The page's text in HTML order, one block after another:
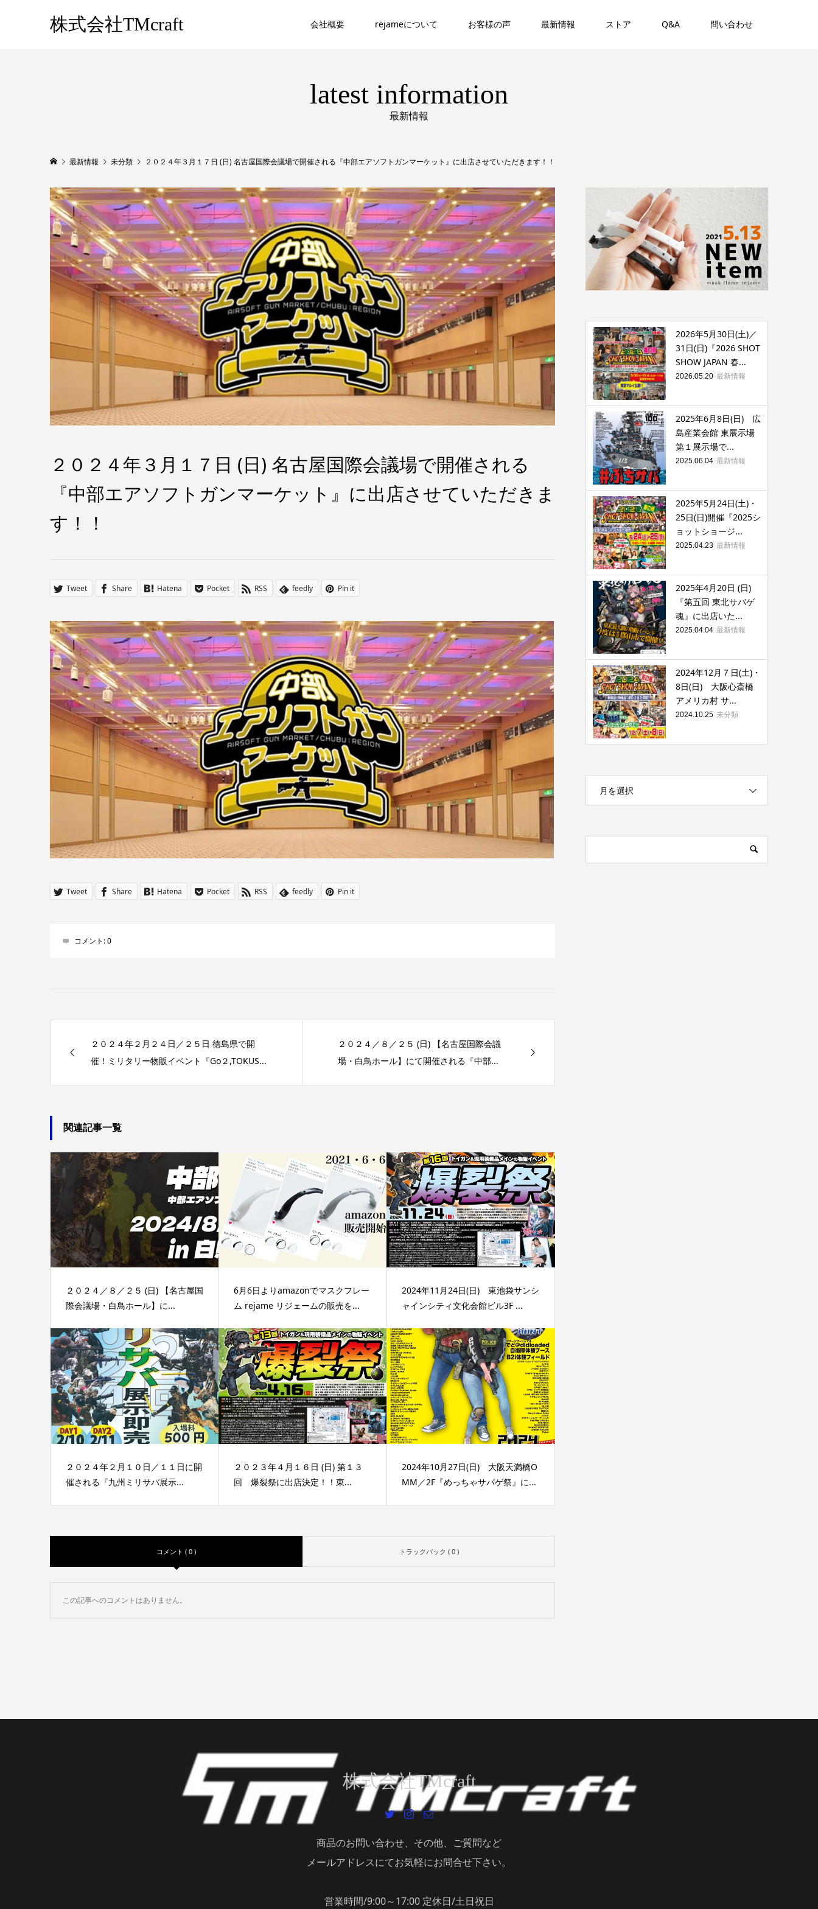
株式会社TMcraft 会社概要 rejameについて お客様の声 最新情報 ストア Q&A 問い合わせ
latest information
最新情報
最新情報 未分類 ２０２４年３月１７日 (日) 名古屋国際会議場で開催される『中部エアソフトガンマーケット』に出店させていただきます！！
２０２４年３月１７日 (日) 名古屋国際会議場で開催される
『中部エアソフトガンマーケット』に出店させていただきま
す！！
Tweet Share Hatena Pocket RSS feedly Pin it
Tweet Share Hatena Pocket RSS feedly Pin it
コメント:0
２０２４年２月２４日／２５日 徳島県で開
催！ミリタリー物販イベント『Go２,TOKUS...
２０２４／８／２５ (日) 【名古屋国際会議
場・白鳥ホール】にて開催される『中部...
関連記事一覧
２０２４／８／２５ (日) 【名古屋国
際会議場・白鳥ホール】に...
6月6日よりamazonでマスクフレー
ム rejame リジェームの販売を...
2024年11月24日(日) 東池袋サンシ
ャインシティ文化会館ビル3F ...
２０２４年２月１０日／１１日に開
催される『九州ミリサバ展示...
２０２３年４月１６日 (日) 第１３
回 爆裂祭に出店決定！！東...
2024年10月27日(日) 大阪天満橋O
MM／2F『めっちゃサバゲ祭』に...
コメント ( 0 ) トラックバック ( 0 )
この記事へのコメントはありません。
2026年5月30日(土)／
31日(日)『2026 SHOT
SHOW JAPAN 春...
2026.05.20 最新情報
2025年6月8日(日) 広
島産業会館 東展示場
第１展示場で...
2025.06.04 最新情報
2025年5月24日(土)・
25日(日)開催『2025シ
ョットショージ...
2025.04.23 最新情報
2025年4月20日 (日)
『第五回 東北サバゲ
魂』に出店いた...
2025.04.04 最新情報
2024年12月７日(土)・
8日(日) 大阪心斎橋
アメリカ村 サ...
2024.10.25 未分類
月を選択
株式会社TMcraft
商品のお問い合わせ、その他、ご質問など
メールアドレスにてお気軽にお問合せ下さい。
営業時間/9:00～17:00 定休日/土日祝日